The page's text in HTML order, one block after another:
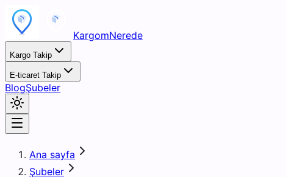
KargomNerede
Kargo Takip
E-ticaret Takip
BlogŞubeler
Ana sayfa
Şubeler